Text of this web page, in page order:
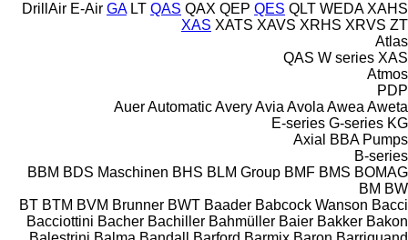
DrillAir E-Air GA LT QAS QAX QEP QES QLT WEDA XAHS
XAS XATS XAVS XRHS XRVS ZT
Atlas
QAS W series XAS
Atmos
PDP
AuerAutomaticAveryAvia Avola Awea Aweta
E-series G-series KG
Axial
BBA Pumps
B-series
BBM BDS Maschinen BHS BLM Group BMF BMS BOMAG
BM BW
BT BTM BVM Brunner BWT Baader Babcock Wanson Bacci
Bacciottini Bacher Bachiller Bahmüller Baier Bakker Bakon